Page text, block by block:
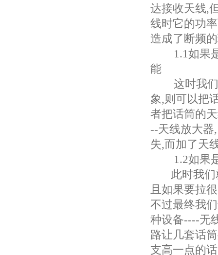
达接收天线,
线时它的功
造成了断频
1.1如果是
能
这时我们
象,则可以把
者把话筒的
--天线放大器
失,而加了天
1.2如果是
此时我们
且如果要拉
不过最终我
种设备----无
路让几套话
支高一点的